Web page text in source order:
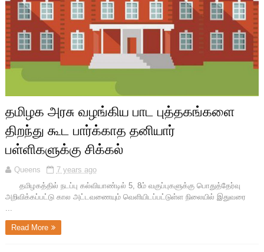
தமிழக அரசு வழங்கிய பாட புத்தகங்களை
திறந்து கூட பார்க்காத தனியார்
பள்ளிகளுக்கு சிக்கல்
Queens
7 years ago
தமிழகத்தில் நடப்பு கல்வியாண்டில் 5, 8ம் வகுப்புகளுக்கு பொதுத்தேர்வு
அறிவிக்கப்பட்டு கால அட்டவணையும் வெளியிடப்பட்டுள்ள நிலையில் இதுவரை
...
Read More